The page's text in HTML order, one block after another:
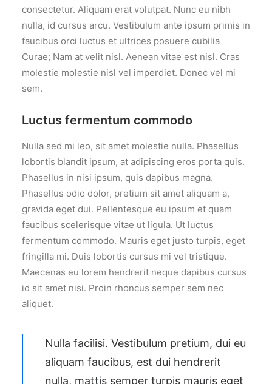
consectetur. Aliquam erat volutpat. Nunc eu nibh
nulla, id cursus arcu. Vestibulum ante ipsum primis in
faucibus orci luctus et ultrices posuere cubilia
Curae; Nam at velit nisl. Aenean vitae est nisl. Cras
molestie molestie nisl vel imperdiet. Donec vel mi
sem.
Luctus fermentum commodo
Nulla sed mi leo, sit amet molestie nulla. Phasellus
lobortis blandit ipsum, at adipiscing eros porta quis.
Phasellus in nisi ipsum, quis dapibus magna.
Phasellus odio dolor, pretium sit amet aliquam a,
gravida eget dui. Pellentesque eu ipsum et quam
faucibus scelerisque vitae ut ligula. Ut luctus
fermentum commodo. Mauris eget justo turpis, eget
fringilla mi. Duis lobortis cursus mi vel tristique.
Maecenas eu lorem hendrerit neque dapibus cursus
id sit amet nisi. Proin rhoncus semper sem nec
aliquet.
Nulla facilisi. Vestibulum pretium, dui eu
aliquam faucibus, est dui hendrerit
nulla, mattis semper turpis mauris eget